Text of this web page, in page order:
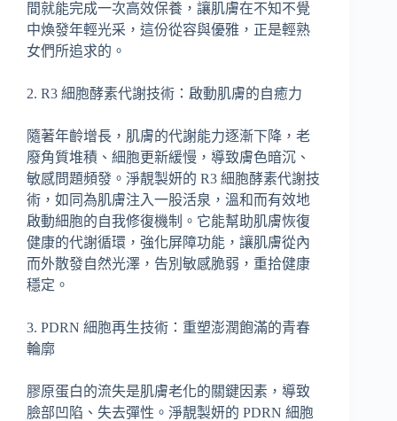
間就能完成一次高效保養，讓肌膚在不知不覺
中煥發年輕光采，這份從容與優雅，正是輕熟
女們所追求的。
2. R3 細胞酵素代謝技術：啟動肌膚的自癒力
隨著年齡增長，肌膚的代謝能力逐漸下降，老
廢角質堆積、細胞更新緩慢，導致膚色暗沉、
敏感問題頻發。淨靚製妍的 R3 細胞酵素代謝技
術，如同為肌膚注入一股活泉，溫和而有效地
啟動細胞的自我修復機制。它能幫助肌膚恢復
健康的代謝循環，強化屏障功能，讓肌膚從內
而外散發自然光澤，告別敏感脆弱，重拾健康
穩定。
3. PDRN 細胞再生技術：重塑澎潤飽滿的青春
輪廓
膠原蛋白的流失是肌膚老化的關鍵因素，導致
臉部凹陷、失去彈性。淨靚製妍的 PDRN 細胞